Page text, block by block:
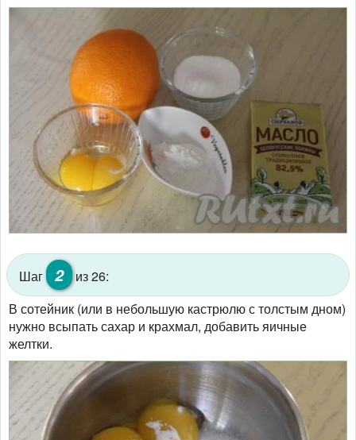
Шаг 2
из 26:
В сотейник (или в небольшую кастрюлю с толстым дном)
нужно всыпать сахар и крахмал, добавить яичные
желтки.